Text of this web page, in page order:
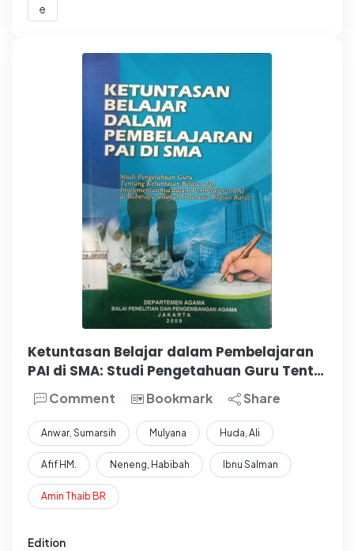
e
Ketuntasan Belajar dalam Pembelajaran
PAI di SMA: Studi Pengetahuan Guru Tent…
Comment Bookmark Share
Anwar, Sumarsih Mulyana Huda, Ali
Afif HM. Neneng, Habibah Ibnu Salman
Amin Thaib BR
Edition